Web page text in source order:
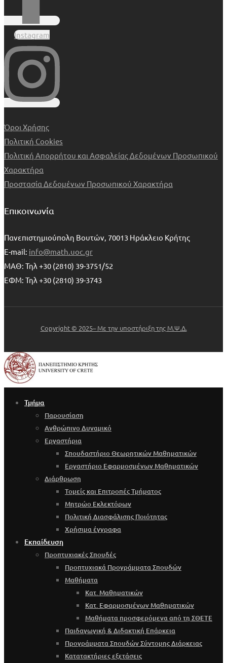
Instagram
Όροι Χρήσης
Πολιτική Cookies
Πολιτική Απορρήτου και Ασφαλείας Δεδομένων Προσωπικού
Χαρακτήρα
Προστασία Δεδομένων Προσωπικού Χαρακτήρα
Επικοινωνία
Πανεπιστημιούπολη Βουτών, 70013 Ηράκλειο Κρήτης
E-mail: info@math.uoc.gr
ΜΑΘ: Τηλ +30 (2810) 39-3751/52
ΕΦΜ: Τηλ +30 (2810) 39-3743
Copyright © 2025– Με την υποστήριξη της Μ.Ψ.Δ.
Τμήμα
Παρουσίαση
Ανθρώπινο Δυναμικό
Εργαστήρια
Σπουδαστήριο Θεωρητικών Μαθηματικών
Εργαστήριο Εφαρμοσμένων Μαθηματικών
Διάρθρωση
Τομείς και Επιτροπές Τμήματος
Μητρώο Εκλεκτόρων
Πολιτική Διασφάλισης Ποιότητας
Χρήσιμα έγγραφα
Εκπαίδευση
Προπτυχιακές Σπουδές
Προπτυχιακά Προγράμματα Σπουδών
Μαθήματα
Κατ. Μαθηματικών
Κατ. Εφαρμοσμένων Μαθηματικών
Μαθήματα προσφερόμενα από τη ΣΘΕΤΕ
Παιδαγωγική & Διδακτική Επάρκεια
Προγράμματα Σπουδών Σύντομης Διάρκειας
Κατατακτήριες εξετάσεις